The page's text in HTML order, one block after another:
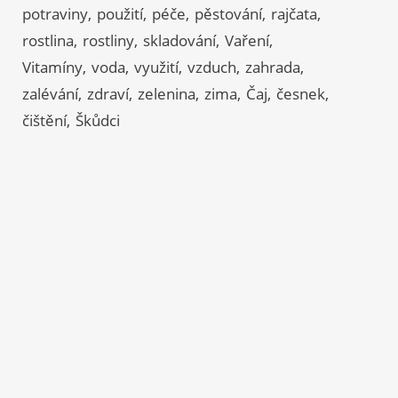
potraviny použití péče pěstování rajčata
rostlina rostliny skladování Vaření
Vitamíny voda využití vzduch zahrada
zalévání zdraví zelenina zima Čaj česnek
čištění Škůdci